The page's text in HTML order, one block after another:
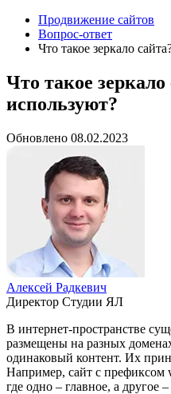
Продвижение сайтов
Вопрос-ответ
Что такое зеркало
Что такое
используют?
Обновлено 08.02.2023
Алексей Радкевич
Директор Студии ЯЛ
В интернет-пространстве
размещены на разных
одинаковый контент. Их
Например, сайт с префиксом
где одно – главное, а другое